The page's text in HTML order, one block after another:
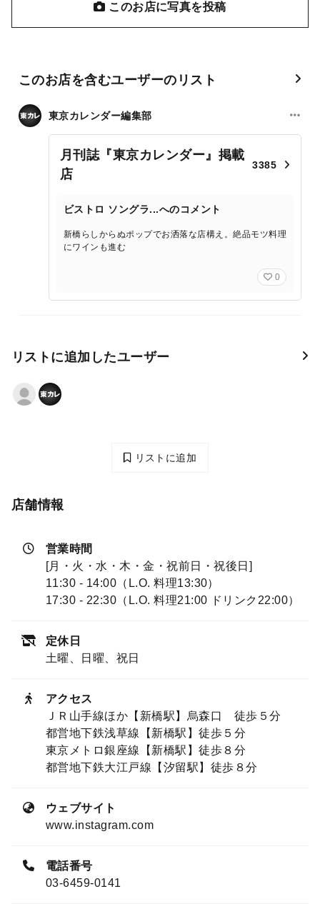
このお店に写真を投稿
このお店を含むユーザーのリスト
東京カレンダー編集部
月刊誌『東京カレンダー』掲載
店
3385
ビストロ ソングラ...へのコメント
新橋らしからぬポップでお洒落な店構え。絶品モツ料理
にワインも進む
0
リストに追加したユーザー
リストに追加
店舗情報
営業時間
[月・火・水・木・金・祝前日・祝後日]
11:30 - 14:00（L.O. 料理13:30）
17:30 - 22:30（L.O. 料理21:00 ドリンク22:00）
定休日
土曜、日曜、祝日
アクセス
ＪＲ山手線ほか【新橋駅】烏森口 徒歩５分
都営地下鉄浅草線【新橋駅】徒歩５分
東京メトロ銀座線【新橋駅】徒歩８分
都営地下鉄大江戸線【汐留駅】徒歩８分
ウェブサイト
www.instagram.com
電話番号
03-6459-0141